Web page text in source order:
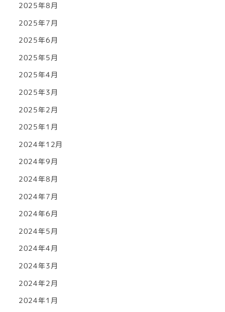
2025年8月
2025年7月
2025年6月
2025年5月
2025年4月
2025年3月
2025年2月
2025年1月
2024年12月
2024年9月
2024年8月
2024年7月
2024年6月
2024年5月
2024年4月
2024年3月
2024年2月
2024年1月